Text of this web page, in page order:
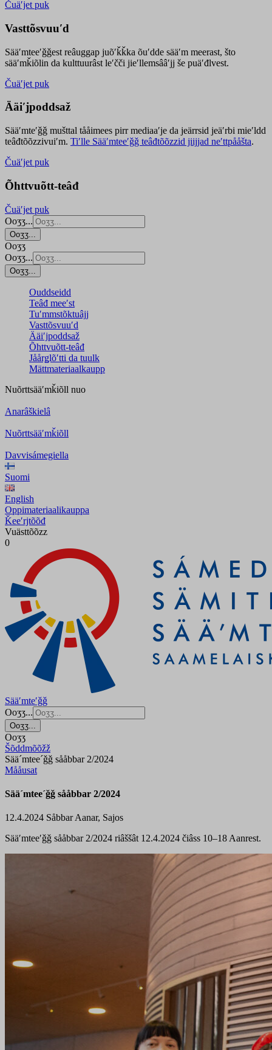
Čuäʹjet puk
Vasttõsvuuʹd
Sääʹmteeʹǧǧest reâuggap juõʹǩǩka õuʹdde sääʹm meerast, što
sääʹmǩiõlin da kulttuurâst leʹčči jieʹllemsââʹjj še puäʹđlvest.
Čuäʹjet puk
Ääiʹjpoddsaž
Sääʹmteʹǧǧ mušttal tååimees pirr mediaaʹje da jeärrsid jeäʹrbi mieʹldd
teâđtõõzzivuiʹm. Tiʹlle Sääʹmteeʹǧǧ teâđtõõzzid jiijjad neʹttpååšta.
Čuäʹjet puk
Õhttvuõtt-teâđ
Čuäʹjet puk
Ooʒʒ...
Ooʒʒ...
Ooʒʒ
Ooʒʒ...
Ooʒʒ...
Ouddseidd
Teâđ meeʹst
Tuʹmmstõktuâjj
Vasttõsvuuʹd
Ääiʹjpoddsaž
Õhttvuõtt-teâđ
Jåårǥlõʹtti da tuulk
Mättmateriaalkaupp
Nuõrttsääʹmǩiõll nuo
Anarâškielâ
Nuõrttsääʹmǩiõll
Davvisámegiella
Suomi
English
Oppimateriaalikauppa
Ǩeeʹrjtõõđ
Vuästtõõzz
0
Sääʹmteʹǧǧ
Ooʒʒ...
Ooʒʒ...
Ooʒʒ
Šõddmõõžž
Sää´mtee´ǧǧ sååbbar 2/2024
Mååusat
Sää´mtee´ǧǧ sååbbar 2/2024
12.4.2024 Såbbar Aanar, Sajos
Sääʹmteeʹǧǧ sååbbar 2/2024 riâššât 12.4.2024 čiâss 10–18 Aanrest.